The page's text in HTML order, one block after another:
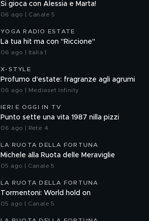
Si gioca con Alessia e Marta!
06 ago | Canale 5
YOGA RADIO ESTATE
La tua hit ma con "Riccione"
06 ago | Italia 1
X-STYLE
Profumo d'estate: fragranze agli agrumi
06 ago | Mediaset Infinity
IERI E OGGI IN TV
Punto sette una vita 1987 nilla pizzi
06 ago | Rete 4
LA RUOTA DELLA FORTUNA
Michele alla Ruota delle Meraviglie
05 ago | Canale 5
LA RUOTA DELLA FORTUNA
Tormentoni: World hold on
05 ago | Canale 5